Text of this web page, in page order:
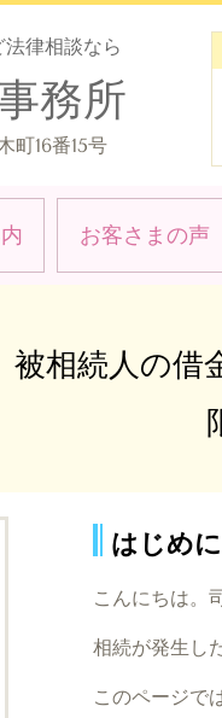
律相談なら
務所
16番15号
お客さまの声
被相続人の借
はじめに
こんにちは。
相続が発生し
このページで